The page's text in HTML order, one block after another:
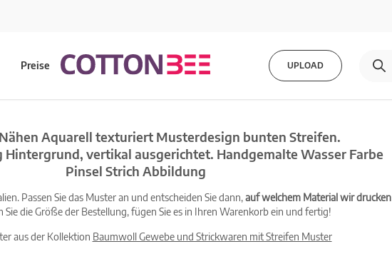
Preise UPLOAD
Aquarell texturiert Musterdesign bunten Streifen.
Hintergrund, vertikal ausgerichtet. Handgemalte Wasser Farbe
Pinsel Strich Abbildung
Passen Sie das Muster an und entscheiden Sie dann,auf welchem Material wir drucken
Sie die Größe der Bestellung, fügen Sie es in Ihren Warenkorb ein und fertig!
aus der Kollektion Baumwoll Gewebe und Strickwaren mit Streifen Muster